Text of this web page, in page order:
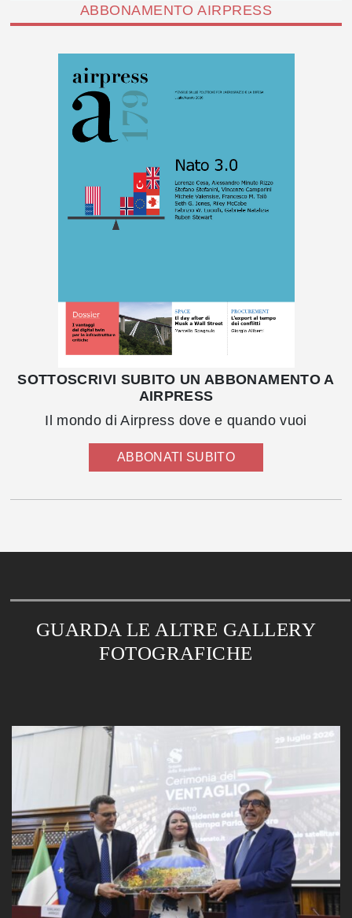
ABBONAMENTO AIRPRESS
SOTTOSCRIVI SUBITO UN ABBONAMENTO A
AIRPRESS
Il mondo di Airpress dove e quando vuoi
ABBONATI SUBITO
GUARDA LE ALTRE GALLERY
FOTOGRAFICHE